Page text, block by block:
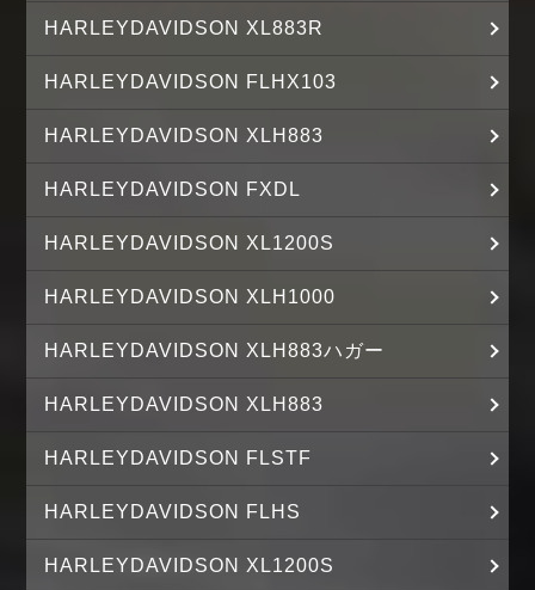
HARLEYDAVIDSON XL883R
HARLEYDAVIDSON FLHX103
HARLEYDAVIDSON XLH883
HARLEYDAVIDSON FXDL
HARLEYDAVIDSON XL1200S
HARLEYDAVIDSON XLH1000
HARLEYDAVIDSON XLH883ハガー
HARLEYDAVIDSON XLH883
HARLEYDAVIDSON FLSTF
HARLEYDAVIDSON FLHS
HARLEYDAVIDSON XL1200S